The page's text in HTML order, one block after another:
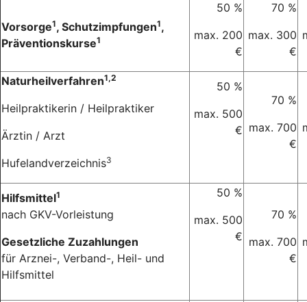
Vorsorge1, Schutzimpfungen1,
Präventionskurse1
50 %
max. 200
€
70 %
max. 300
€
Naturheilverfahren1,2
Heilpraktikerin / Heilpraktiker
Ärztin / Arzt
Hufelandverzeichnis3
50 %
max. 500
€
70 %
max. 700
€
Hilfsmittel1
nach GKV-Vorleistung
Gesetzliche Zuzahlungen
für Arznei-, Verband-, Heil- und
Hilfsmittel
50 %
max. 500
€
70 %
max. 700
€